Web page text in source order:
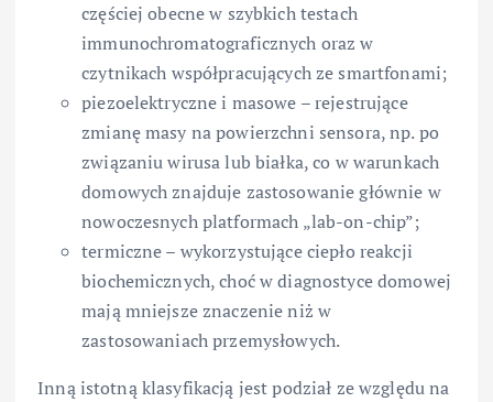
częściej obecne w szybkich testach
immunochromatograficznych oraz w
czytnikach współpracujących ze smartfonami;
piezoelektryczne i masowe – rejestrujące
zmianę masy na powierzchni sensora, np. po
związaniu wirusa lub białka, co w warunkach
domowych znajduje zastosowanie głównie w
nowoczesnych platformach „lab-on-chip”;
termiczne – wykorzystujące ciepło reakcji
biochemicznych, choć w diagnostyce domowej
mają mniejsze znaczenie niż w
zastosowaniach przemysłowych.
Inną istotną klasyfikacją jest podział ze względu na